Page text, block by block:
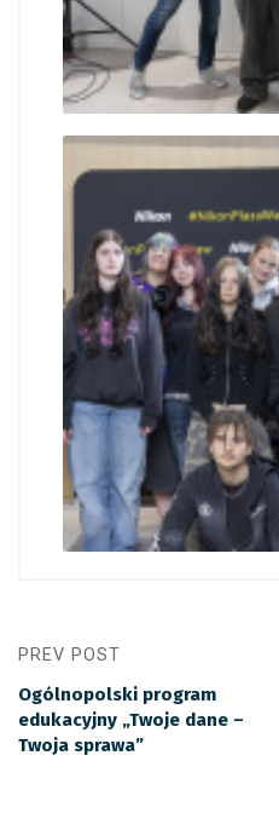
PREV POST
Ogólnopolski program
edukacyjny „Twoje dane –
Twoja sprawa”